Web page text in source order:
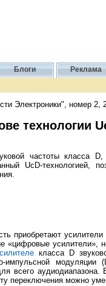
Блоги Реклама
Электроники", номер 2,
технологии
частоты класса D,
UcD-технологией,
приобретают
усилители»,
класса D
импульсной
всего аудиодиапазона.
переключения можно